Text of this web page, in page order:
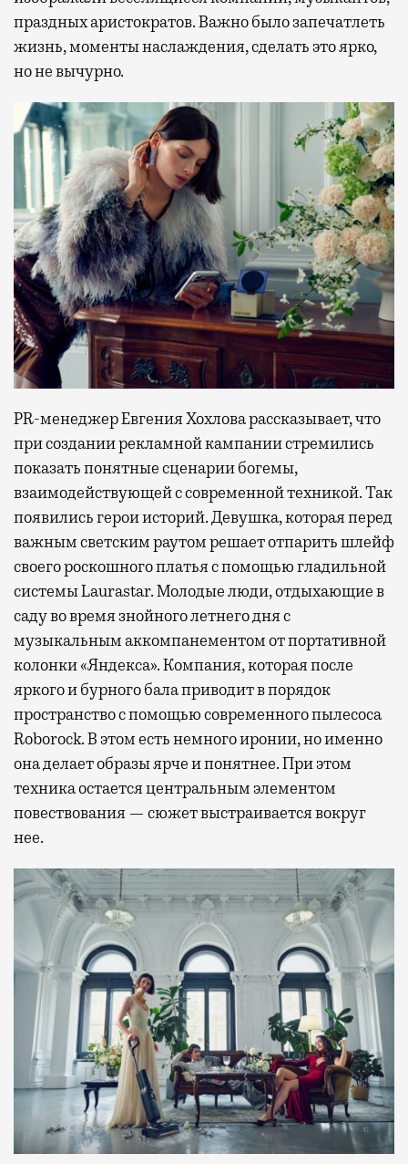
праздных аристократов. Важно было запечатлеть
жизнь, моменты наслаждения, сделать это ярко,
но не вычурно.
PR-менеджер Евгения Хохлова рассказывает, что
при создании рекламной кампании стремились
показать понятные сценарии богемы,
взаимодействующей с современной техникой. Так
появились герои историй. Девушка, которая перед
важным светским раутом решает отпарить шлейф
своего роскошного платья с помощью гладильной
системы Laurastar. Молодые люди, отдыхающие в
саду во время знойного летнего дня с
музыкальным аккомпанементом от портативной
колонки «Яндекса». Компания, которая после
яркого и бурного бала приводит в порядок
пространство с помощью современного пылесоса
Roborock. В этом есть немного иронии, но именно
она делает образы ярче и понятнее. При этом
техника остается центральным элементом
повествования — сюжет выстраивается вокруг
нее.